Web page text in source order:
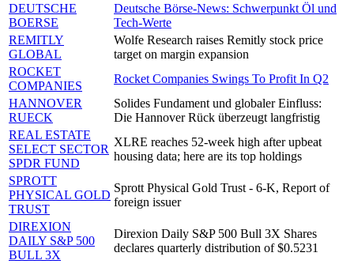
DEUTSCHE
BOERSE
Deutsche Börse-News: Schwerpunkt Öl und
Tech-Werte
REMITLY
GLOBAL
Wolfe Research raises Remitly stock price
target on margin expansion
ROCKET
COMPANIES
Rocket Companies Swings To Profit In Q2
HANNOVER
RUECK
Solides Fundament und globaler Einfluss:
Die Hannover Rück überzeugt langfristig
REAL ESTATE
SELECT SECTOR
SPDR FUND
XLRE reaches 52-week high after upbeat
housing data; here are its top holdings
SPROTT
PHYSICAL GOLD
TRUST
Sprott Physical Gold Trust - 6-K, Report of
foreign issuer
DIREXION
DAILY S&P 500
BULL 3X
Direxion Daily S&P 500 Bull 3X Shares
declares quarterly distribution of $0.5231